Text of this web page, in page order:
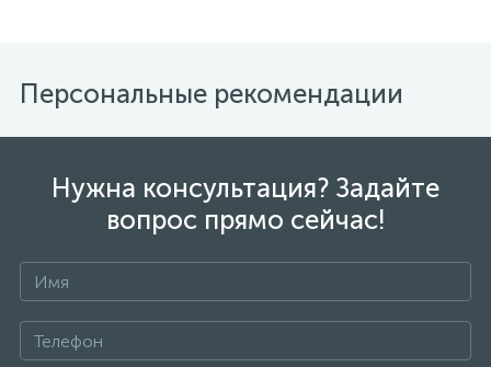
Персональные рекомендации
Нужна консультация? Задайте
вопрос прямо сейчас!